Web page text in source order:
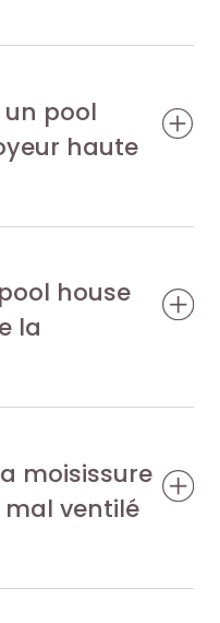
pool
haute
house
la
moisissure
ventilé